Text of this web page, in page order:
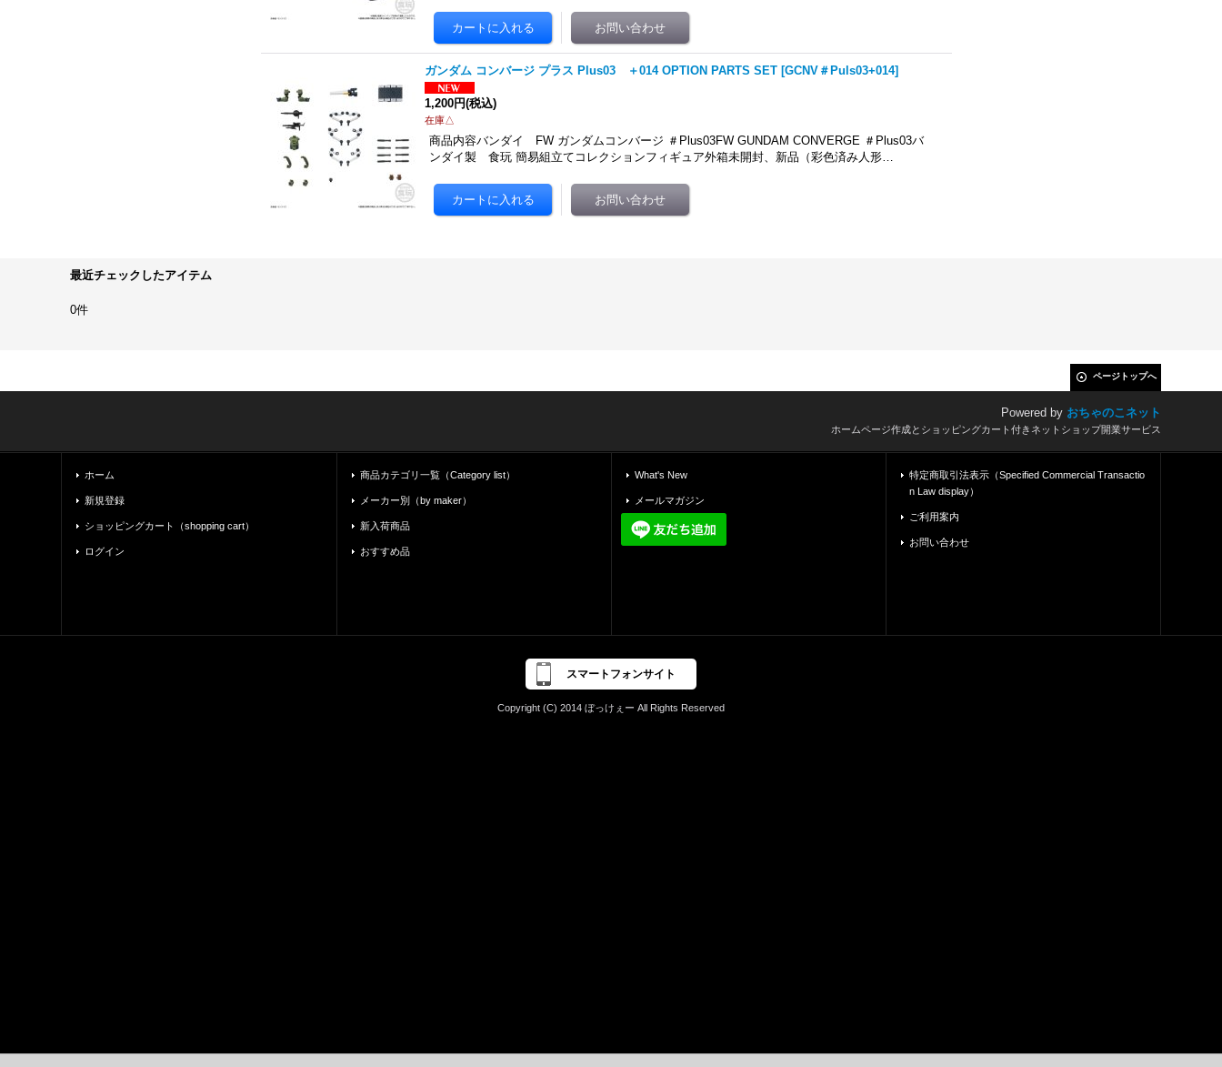
ガンダム コンバージ プラス Plus03 ＋014 OPTION PARTS SET [GCNV＃Puls03+014]
1,200円(税込)
在庫△
商品内容バンダイ FW ガンダムコンバージ ＃Plus03FW GUNDAM CONVERGE ＃Plus03バ
ンダイ製 食玩 簡易組立てコレクションフィギュア外箱未開封、新品（彩色済み人形…
最近チェックしたアイテム
0件
ページトップへ
Powered by おちゃのこネット
ホームページ作成とショッピングカート付きネットショップ開業サービス
ホーム
新規登録
ショッピングカート（shopping cart）
ログイン
商品カテゴリ一覧（Category list）
メーカー別（by maker）
新入荷商品
おすすめ品
What's New
メールマガジン
特定商取引法表示（Specified Commercial Transactio
n Law display）
ご利用案内
お問い合わせ
スマートフォンサイト
Copyright (C) 2014 ぼっけぇー All Rights Reserved